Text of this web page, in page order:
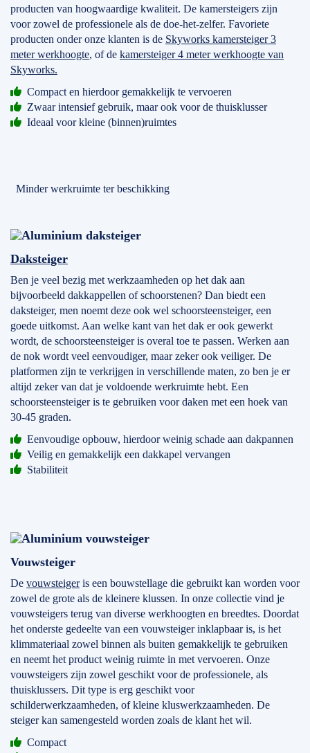
producten van hoogwaardige kwaliteit. De kamersteigers zijn
voor zowel de professionele als de doe-het-zelfer. Favoriete
producten onder onze klanten is de Skyworks kamersteiger 3
meter werkhoogte, of de kamersteiger 4 meter werkhoogte van
Skyworks.
Compact en hierdoor gemakkelijk te vervoeren
Zwaar intensief gebruik, maar ook voor de thuisklusser
Ideaal voor kleine (binnen)ruimtes
Minder werkruimte ter beschikking
Daksteiger
Ben je veel bezig met werkzaamheden op het dak aan
bijvoorbeeld dakkappellen of schoorstenen? Dan biedt een
daksteiger, men noemt deze ook wel schoorsteensteiger, een
goede uitkomst. Aan welke kant van het dak er ook gewerkt
wordt, de schoorsteensteiger is overal toe te passen. Werken aan
de nok wordt veel eenvoudiger, maar zeker ook veiliger. De
platformen zijn te verkrijgen in verschillende maten, zo ben je er
altijd zeker van dat je voldoende werkruimte hebt. Een
schoorsteensteiger is te gebruiken voor daken met een hoek van
30-45 graden.
Eenvoudige opbouw, hierdoor weinig schade aan dakpannen
Veilig en gemakkelijk een dakkapel vervangen
Stabiliteit
Vouwsteiger
De vouwsteigeris een bouwstellage die gebruikt kan worden voor
zowel de grote als de kleinere klussen. In onze collectie vind je
vouwsteigers terug van diverse werkhoogten en breedtes. Doordat
het onderste gedeelte van een vouwsteiger inklapbaar is, is het
klimmateriaal zowel binnen als buiten gemakkelijk te gebruiken
en neemt het product weinig ruimte in met vervoeren. Onze
vouwsteigers zijn zowel geschikt voor de professionele, als
thuisklussers. Dit type is erg geschikt voor
schilderwerkzaamheden, of kleine kluswerkzaamheden. De
steiger kan samengesteld worden zoals de klant het wil.
Compact